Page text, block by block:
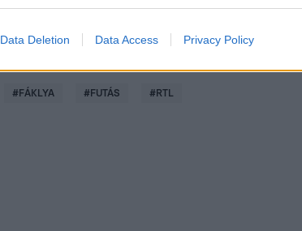
Data Deletion Data Access Privacy Policy
#FÁKLYA #FUTÁS #RTL